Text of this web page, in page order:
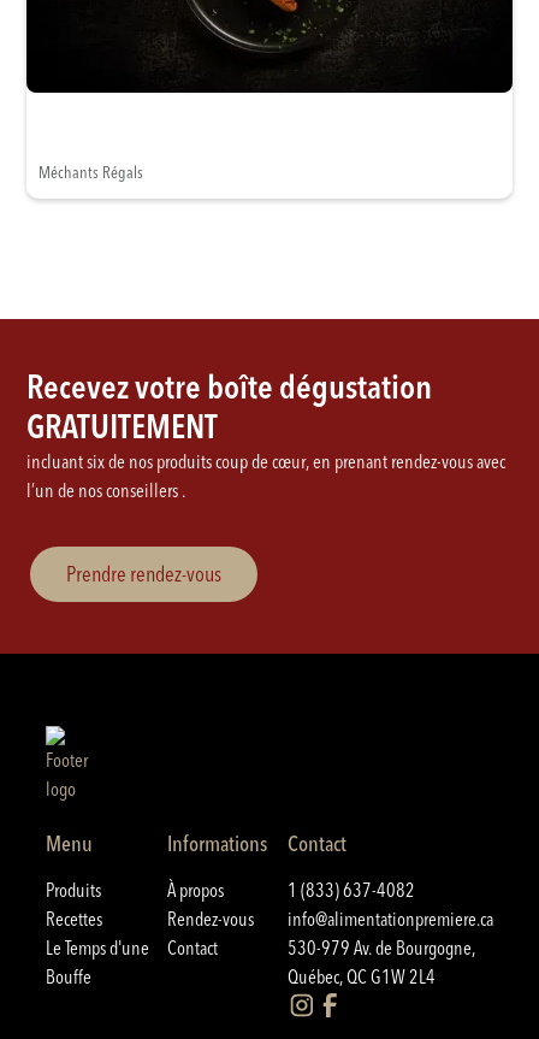
Méchants Régals
Recevez votre boîte dégustation
GRATUITEMENT
incluant six de nos produits coup de cœur, en prenant rendez-vous avec
l’un de nos conseillers .
Prendre rendez-vous
Menu
Produits
Recettes
Le Temps d'une
Bouffe
Informations
À propos
Rendez-vous
Contact
Contact
1 (833) 637-4082
info@alimentationpremiere.ca
530-979 Av. de Bourgogne,
Québec, QC G1W 2L4